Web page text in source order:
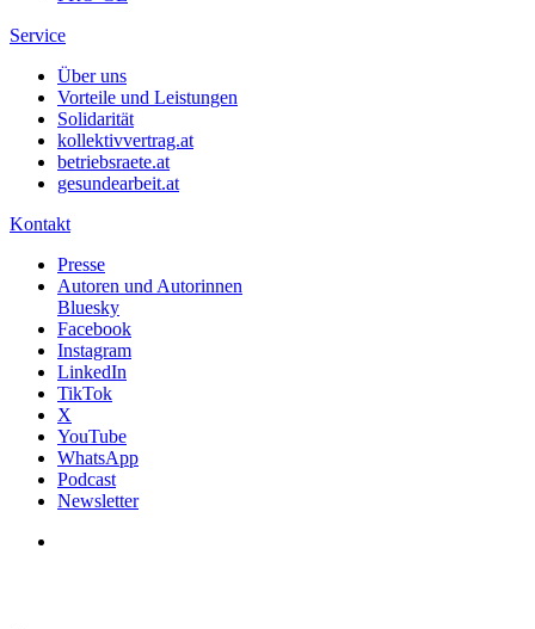
Service
Über uns
Vorteile und Leistungen
Solidarität
kollektivvertrag.at
betriebsraete.at
gesundearbeit.at
Kontakt
Presse
Autoren und Autorinnen
Bluesky
Facebook
Instagram
LinkedIn
TikTok
X
YouTube
WhatsApp
Podcast
Newsletter